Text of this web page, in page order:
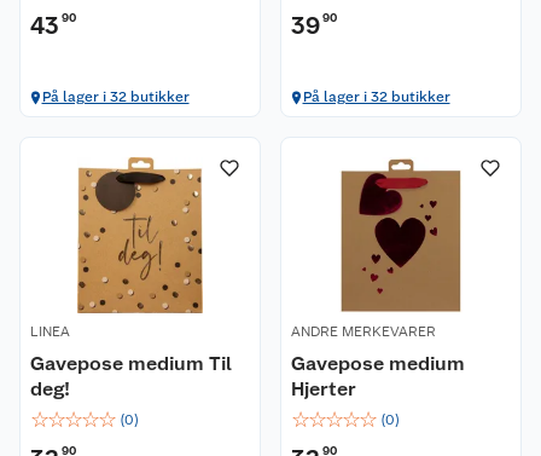
43 90
På lager i 32 butikker
3990
På lager i 32 butikker
LINEA
Gavepose medium Til
deg!
☆☆☆☆☆ (0)
90
ANDRE MERKEVARER
Gavepose medium
Hjerter
☆☆☆☆☆ (0)
90
Om oss
Nyheter
Våre butikker
Våre merkevarer
Coop kjeder
Ledige stillinger
Kontakt oss
Angre- og returrett
Reklamasjon og garanti
Ofte stilte spørsmål
Betalingsalternativer
Leveringsalternativer
Åpent kjøp